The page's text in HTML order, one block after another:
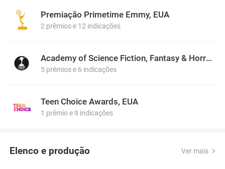
Premiação Primetime Emmy, EUA
2 prêmios e 12 indicações
Academy of Science Fiction, Fantasy & Horror Films, USA
5 prêmios e 6 indicações
Teen Choice Awards, EUA
1 prêmio e 9 indicações
Elenco e produção Ver mais